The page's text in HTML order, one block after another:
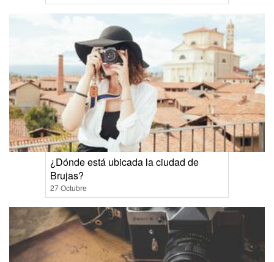
¿Dónde está ubicada la ciudad de
Brujas?
27 Octubre